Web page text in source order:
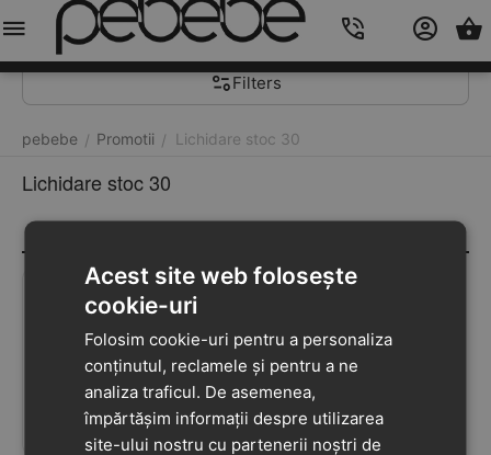
Filters
pebebe / Promotii / Lichidare stoc 30
Lichidare stoc 30
lei15990 lei -30%
Pantofi din piele
naturala pentru copii,
talpa cauciuc, scai,
Bubu, albastru maya
ÎN STOC
Meniu Caută Cos
Acest site web folosește
cookie-uri
Folosim cookie-uri pentru a personaliza
conținutul, reclamele și pentru a ne
analiza traficul. De asemenea,
împărtășim informații despre utilizarea
site-ului nostru cu partenerii noștri de